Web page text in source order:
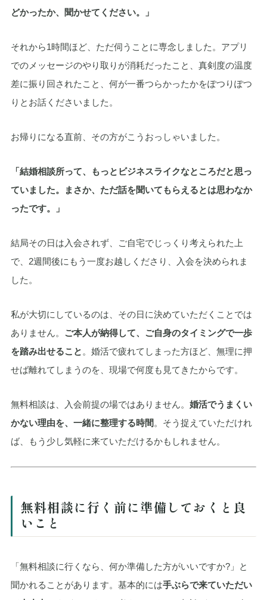
どかったか、聞かせてください。」
それから1時間ほど、ただ伺うことに専念しました。アプリ
でのメッセージのやり取りが消耗だったこと、真剣度の温度
差に振り回されたこと、何が一番つらかったかをぽつりぽつ
りとお話くださいました。
お帰りになる直前、その方がこうおっしゃいました。
「結婚相談所って、もっとビジネスライクなところだと思っ
ていました。まさか、ただ話を聞いてもらえるとは思わなか
ったです。」
結局その日は入会されず、ご自宅でじっくり考えられた上
で、2週間後にもう一度お越しくださり、入会を決められま
した。
私が大切にしているのは、その日に決めていただくことでは
ありません。 ご本人が納得して、ご自身のタイミングで一歩
を踏み出せること。婚活で疲れてしまった方ほど、無理に押
せば離れてしまうのを、現場で何度も見てきたからです。
無料相談は、入会前提の場ではありません。 婚活でうまくい
かない理由を、一緒に整理する時間。そう捉えていただけれ
ば、もう少し気軽に来ていただけるかもしれません。
無料相談に行く前に準備しておくと良
いこと
「無料相談に行くなら、何か準備した方がいいですか?」と
聞かれることがあります。基本的には手ぶらで来ていただい